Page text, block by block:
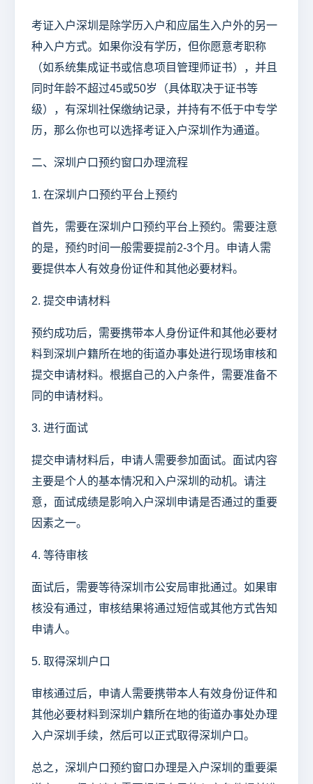
考证入户深圳是除学历入户和应届生入户外的另一
种入户方式。如果你没有学历，但你愿意考职称
（如系统集成证书或信息项目管理师证书），并且
同时年龄不超过45或50岁（具体取决于证书等
级），有深圳社保缴纳记录，并持有不低于中专学
历，那么你也可以选择考证入户深圳作为通道。
二、深圳户口预约窗口办理流程
1. 在深圳户口预约平台上预约
首先，需要在深圳户口预约平台上预约。需要注意
的是，预约时间一般需要提前2-3个月。申请人需
要提供本人有效身份证件和其他必要材料。
2. 提交申请材料
预约成功后，需要携带本人身份证件和其他必要材
料到深圳户籍所在地的街道办事处进行现场审核和
提交申请材料。根据自己的入户条件，需要准备不
同的申请材料。
3. 进行面试
提交申请材料后，申请人需要参加面试。面试内容
主要是个人的基本情况和入户深圳的动机。请注
意，面试成绩是影响入户深圳申请是否通过的重要
因素之一。
4. 等待审核
面试后，需要等待深圳市公安局审批通过。如果审
核没有通过，审核结果将通过短信或其他方式告知
申请人。
5. 取得深圳户口
审核通过后，申请人需要携带本人有效身份证件和
其他必要材料到深圳户籍所在地的街道办事处办理
入户深圳手续，然后可以正式取得深圳户口。
总之，深圳户口预约窗口办理是入户深圳的重要渠